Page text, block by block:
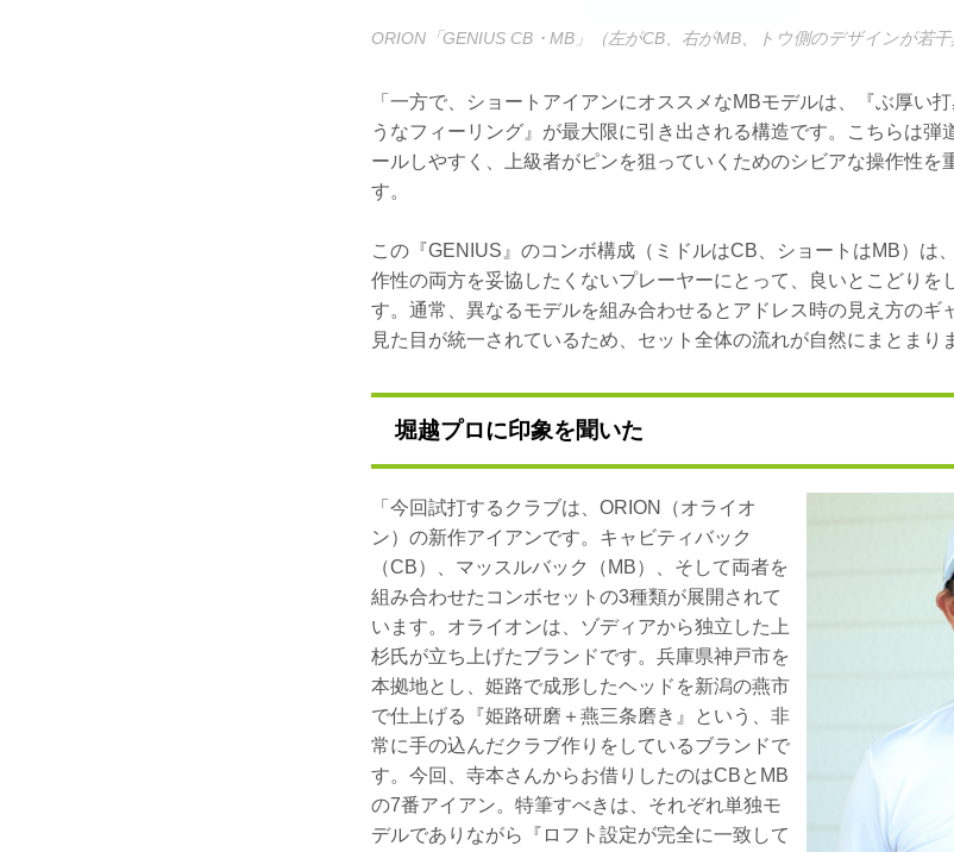
ORION「GENIUS CB・MB」（左がCB、右がMB、トウ側のデザインが若干
「一方で、ショートアイアンにオススメなMBモデルは、『ぶ厚い
うなフィーリング』が最大限に引き出される構造です。こちらは弾
ールしやすく、上級者がピンを狙っていくためのシビアな操作性を
す。
この『GENIUS』のコンボ構成（ミドルはCB、ショートはMB）は
作性の両方を妥協したくないプレーヤーにとって、良いとこどりを
す。通常、異なるモデルを組み合わせるとアドレス時の見え方のギ
見た目が統一されているため、セット全体の流れが自然にまとまり
堀越プロに印象を聞いた
「今回試打するクラブは、ORION（オライオ
ン）の新作アイアンです。キャビティバック
（CB）、マッスルバック（MB）、そして両者を
組み合わせたコンボセットの3種類が展開されて
います。オライオンは、ゾディアから独立した上
杉氏が立ち上げたブランドです。兵庫県神戸市を
本拠地とし、姫路で成形したヘッドを新潟の燕市
で仕上げる『姫路研磨＋燕三条磨き』という、非
常に手の込んだクラブ作りをしているブランドで
す。今回、寺本さんからお借りしたのはCBとMB
の7番アイアン。特筆すべきは、それぞれ単独モ
デルでありながら『ロフト設定が完全に一致して